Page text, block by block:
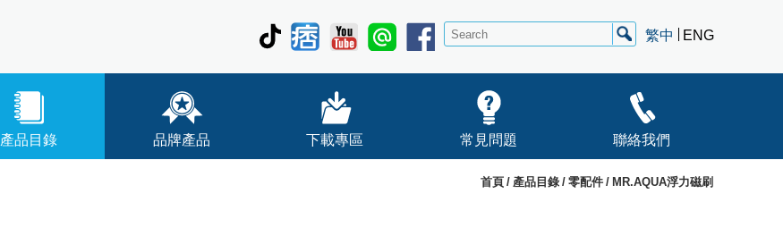
繁中 ENG
產品目錄 品牌產品 下載專區 常見問題 聯絡我們
首頁 產品目錄 零配件 MR.AQUA浮力磁刷